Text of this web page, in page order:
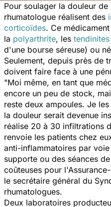
Pour soulager la douleur
rhumatologue réalisent des
corticoïdes. Ce
la polyarthrite, les tendinites
d'une bourse séreuse) ou
Seulement, depuis près de
doivent faire face à une
"Moi même, en tant que
encore un peu de stock,
reste deux ampoules. Je
la douleur serait devenue
réalise 20 à 30 infiltrations
renvoie les patients chez
anti-inflammatoires par
supporte ou des séances
coûteuses pour
le secrétaire général du
rhumatologues.
Deux laboratoires